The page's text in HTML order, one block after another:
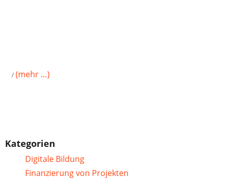
/(mehr …)
Kategorien
Digitale Bildung
Finanzierung von Projekten